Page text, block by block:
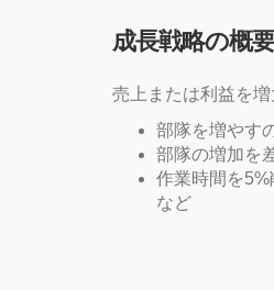
成長戦略の概
売上または利益を
部隊を増やす
部隊の増加を
作業時間を
など